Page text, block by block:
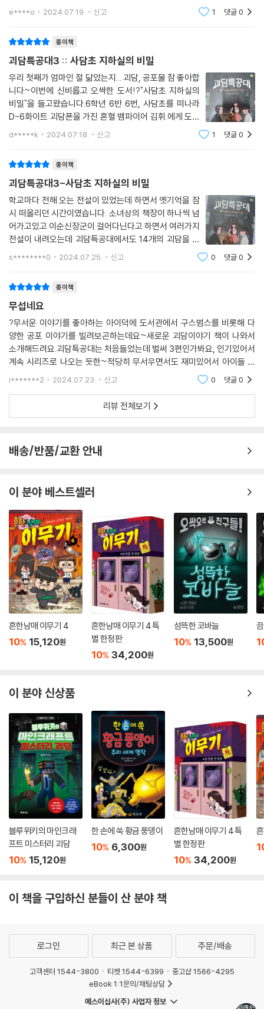
으라면 일말의 주저도 없이 단연코 [괴담특공대]를 꼽는
e****o 2024.07.19. 신고 1 댓글0
종이책
괴담특공대3 :: 사담초 지하실의 비밀
우리 첫째가 엄마인 절 닮았는지... 괴담, 공포물 참 좋아합
니다~이번에 신비롭고 오싹한 도서!?"사담초 지하실의
비밀"을 들고왔습니다.6학년 6반 6번, 사담초를 떠나라
D-6화이트 괴담폰을 가진 혼혈 뱀파이어 김휘.에게 도착
한 세 번째 저주 편지입니다.휘는 누군가에게 자꾸자꾸 협
d*****k 2024.07.18. 신고 1 댓글0
종이책
괴담특공대3-사담초 지하실의 비밀
학교마다 전해 오는 전설이 있었는데 하면서 옛기억을 잠
시 떠올리던 시간이였습니다. 소녀상의 책장이 하나씩 넘
어가고있고 이순신장군이 걸어다닌다고 하면서 여러가지
전설이 내려오는데 괴담특공대에서도 14개의 괴담을 모
두 알면 죽는다고 하였다. 친구들과 함께 괴담을 하나씩
s********0 2024.07.25. 신고 0 댓글0
종이책
무섭네요
?무서운 이야기를 좋아하는 아이덕에 도서관에서 구스범스를 비롯해 다
양한 공포 이야기를 빌려보곤하는데요~새로운 괴담이야기 책이 나와서
소개해드려요.괴담특공대는 처음들었는데 벌써 3편인가봐요, 인기있어서
계속 시리즈로 나오는 듯한~적당히 무서우면서도 재미있어서 아이들 보
기 참 좋았어요.어떤 책은 너무 무서워서 밤에 혼자 잘때 힘들어하는 경우
i*******2 2024.07.23. 신고 0 댓글0
리뷰 전체보기
배송/반품/교환 안내
이 분야 베스트셀러
흔한남매 이무기 4
10% 15,120원
흔한남매 이무기 4 특
별 한정판
10% 34,200원
섬뜩한 코바늘
10% 13,500원
이 분야 신상품
블루위키의 마인크래
프트 미스터리 괴담
10% 15,120원
한 손에 쏙 황금 풍뎅이
10% 6,300원
흔한남매 이무기 4 특
별 한정판
10% 34,200원
이 책을 구입하신 분들이 산 분야 책
로그인 최근 본 상품 주문/배송
고객센터 1544-3800 티켓 1544-6399
중고샵 1566-4295
eBook 1:1문의/채팅상담
예스이십사(주) 사업자 정보